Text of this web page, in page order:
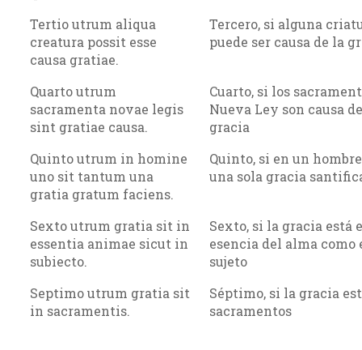
Tertio utrum aliqua
creatura possit esse
causa gratiae.
Tercero, si alguna
puede ser causa de la
Quarto utrum
sacramenta novae legis
sint gratiae causa.
Cuarto, si los
Nueva Ley son causa
gracia
Quinto utrum in homine
uno sit tantum una
gratia gratum faciens.
Quinto, si en un
una sola gracia
Sexto utrum gratia sit in
essentia animae sicut in
subiecto.
Sexto, si la gracia está
esencia del alma como
sujeto
Septimo utrum gratia sit
in sacramentis.
Séptimo, si la gracia
sacramentos